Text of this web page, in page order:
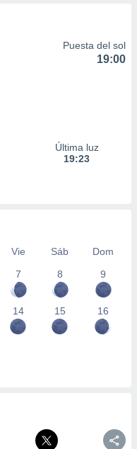
Puesta del sol
19:00
Última luz
19:23
Vie Sáb
Dom
7 8 9
14 15 16